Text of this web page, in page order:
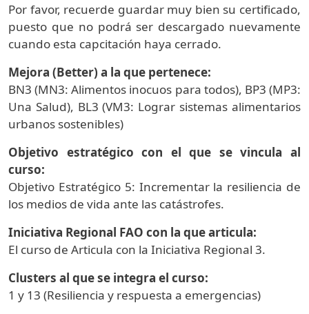
Por favor, recuerde guardar muy bien su certificado,
puesto que no podrá ser descargado nuevamente
cuando esta capcitación haya cerrado.
Mejora (Better) a la que pertenece:
BN3 (MN3: Alimentos inocuos para todos), BP3 (MP3:
Una Salud), BL3 (VM3: Lograr sistemas alimentarios
urbanos sostenibles)
Objetivo estratégico con el que se vincula al
curso:
Objetivo Estratégico 5: Incrementar la resiliencia de
los medios de vida ante las catástrofes.
Iniciativa Regional FAO con la que articula:
El curso de Articula con la Iniciativa Regional 3.
Clusters al que se integra el curso:
1 y 13 (Resiliencia y respuesta a emergencias)